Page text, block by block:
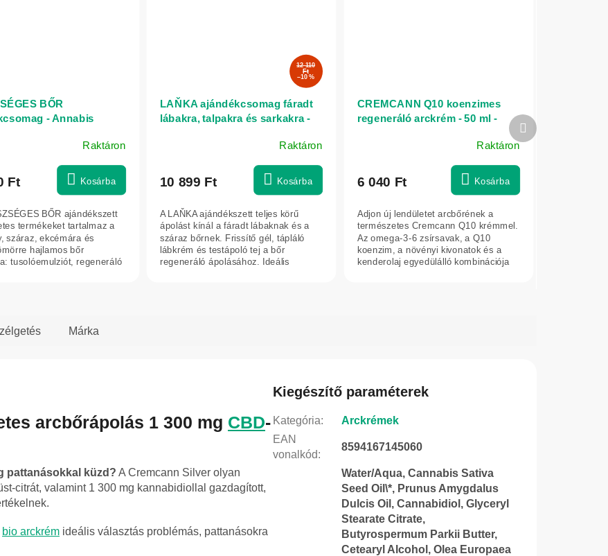
BŐR
- Annabis
Raktáron
Ft Kosárba
BŐR ajándékszett
termékeket tartalmaz a
száraz, ekcémára és
hajlamos bőr
tusolóemulziót, regeneráló
12 110
Ft
–10 %
LAŇKA ajándékcsomag fáradt
lábakra, talpakra és sarkakra -
Raktáron
10 899 Ft Kosárba
A LAŇKA ajándékszett teljes körű
ápolást kínál a fáradt lábaknak és a
száraz bőrnek. Frissítő gél, tápláló
lábkrém és testápoló tej a bőr
regeneráló ápolásához. Ideális
CREMCANN Q10 koenzimes
regeneráló arckrém - 50 ml -
Raktáron
6 040 Ft Kosárba
Adjon új lendületet arcbőrének a
természetes Cremcann Q10 krémmel.
Az omega-3-6 zsírsavak, a Q10
koenzim, a növényi kivonatok és a
kenderolaj egyedülálló kombinációja
Következő
termék
Márka
arcbőrápolás 1 300 mg CBD-
pattanásokkal küzd? A Cremcann Silver olyan
citrát, valamint 1 300 mg kannabidiollal gazdagított,
bio arckrém ideális választás problémás, pattanásokra
Kiegészítő paraméterek
Kategória:
Arckrémek
EAN
vonalkód:
8594167145060
Water/Aqua, Cannabis Sativa
Seed Oil\*, Prunus Amygdalus
Dulcis Oil, Cannabidiol, Glyceryl
Stearate Citrate,
Butyrospermum Parkii Butter,
Cetearyl Alcohol, Olea Europaea